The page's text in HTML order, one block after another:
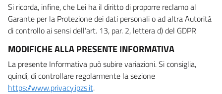
Si ricorda, infine, che Lei ha il diritto di proporre reclamo al
Garante per la Protezione dei dati personali o ad altra Autorità
di controllo ai sensi dell’art. 13, par. 2, lettera d) del GDPR
MODIFICHE ALLA PRESENTE INFORMATIVA
La presente Informativa può subire variazioni. Si consiglia,
quindi, di controllare regolarmente la sezione
https://www.privacy.ipzs.it.